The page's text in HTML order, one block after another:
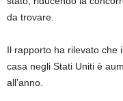
da trovare.
Il rapporto ha rilevato che
casa negli Stati Uniti è
all’anno.